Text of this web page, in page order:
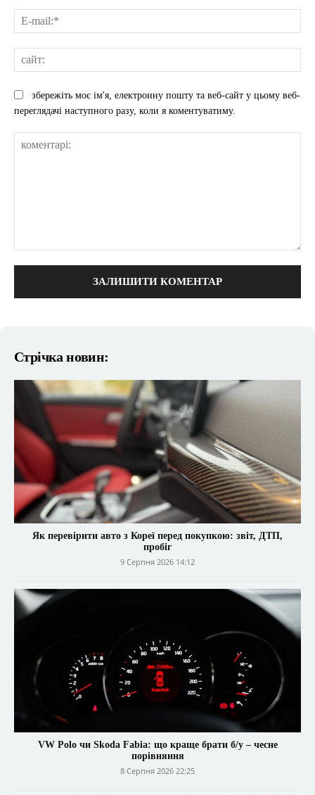
збережіть моє ім'я, електронну пошту та веб-сайт у цьому веб-
переглядачі наступного разу, коли я коментуватиму.
Стрічка новин:
Як перевірити авто з Кореї перед покупкою: звіт, ДТП,
пробіг
9 Серпня 2026 14:12
VW Polo чи Skoda Fabia: що краще брати б/у – чесне
порівняння
8 Серпня 2026 22:25